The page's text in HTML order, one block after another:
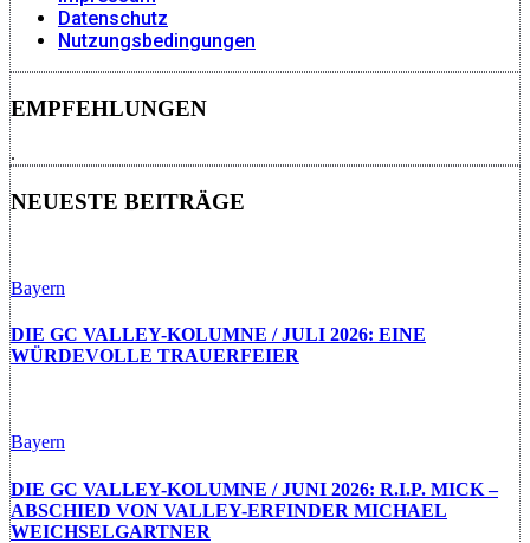
Datenschutz
Nutzungsbedingungen
EMPFEHLUNGEN
.
NEUESTE BEITRÄGE
Bayern
DIE GC VALLEY-KOLUMNE / JULI 2026: EINE
WÜRDEVOLLE TRAUERFEIER
Bayern
DIE GC VALLEY-KOLUMNE / JUNI 2026: R.I.P. MICK –
ABSCHIED VON VALLEY-ERFINDER MICHAEL
WEICHSELGARTNER